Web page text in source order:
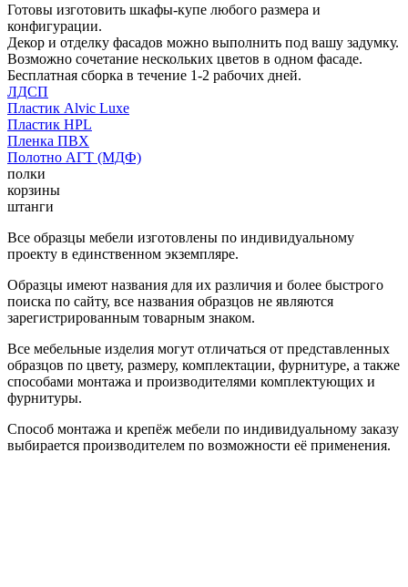
Готовы изготовить шкафы-купе любого размера и
конфигурации.
Декор и отделку фасадов можно выполнить под вашу задумку.
Возможно сочетание нескольких цветов в одном фасаде.
Бесплатная сборка в течение 1-2 рабочих дней.
ЛДСП
Пластик Alvic Luxe
Пластик HPL
Пленка ПВХ
Полотно АГТ (МДФ)
полки
корзины
штанги
Все образцы мебели изготовлены по индивидуальному
проекту в единственном экземпляре.
Образцы имеют названия для их различия и более быстрого
поиска по сайту, все названия образцов не являются
зарегистрированным товарным знаком.
Все мебельные изделия могут отличаться от представленных
образцов по цвету, размеру, комплектации, фурнитуре, а также
способами монтажа и производителями комплектующих и
фурнитуры.
Способ монтажа и крепёж мебели по индивидуальному заказу
выбирается производителем по возможности её применения.